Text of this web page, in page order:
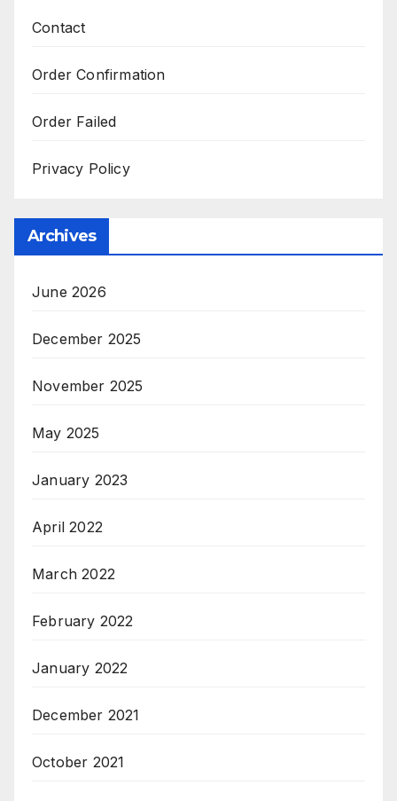
Contact
Order Confirmation
Order Failed
Privacy Policy
Archives
June 2026
December 2025
November 2025
May 2025
January 2023
April 2022
March 2022
February 2022
January 2022
December 2021
October 2021